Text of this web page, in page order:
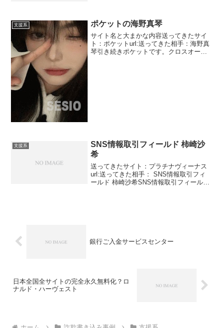
やっています...
支援系 ポケットの海野真琴
サイト名と大まかな内容送ってきたサイ
ト：ポケットurl:送ってきた相手：海野真
琴引き続きポケットです。クロスオーバ
支援系
SNS情報取引フィールド 柿崎沙
希
送ってきたサイト：プラチナヴィーナス
url:送ってきた相手： SNS情報取引フィ
ールド 柿崎沙希SNS情報取引フィール
銀行ご入金サービスセンター
日本全国全サイトの完全永久無料化？ロ
ナルド・ハーヴェスト